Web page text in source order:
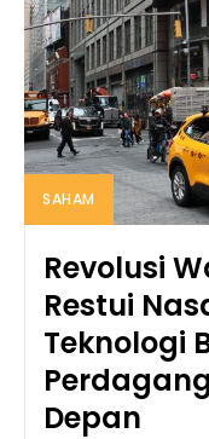
SAHAM
Revolusi
Restui
Teknologi
Depan